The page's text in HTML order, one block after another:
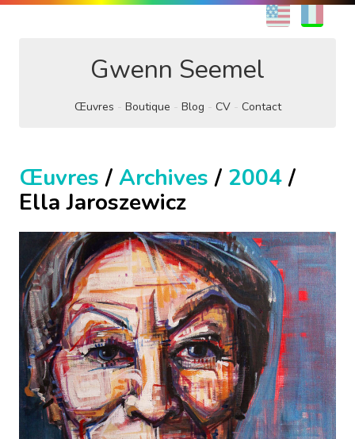
EN
Gwenn Seemel
Œuvres Boutique Blog CV Contact
Œuvres / Archives / 2004/
Ella Jaroszewicz